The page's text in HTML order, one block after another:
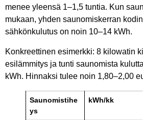
menee yleensä 1–1,5 tuntia. Kun
mukaan, yhden saunomiskerran
sähkönkulutus on noin 10–14 kWh.
Konkreettinen esimerkki: 8 kilowatin
esilämmitys ja tunti saunomista
kWh. Hinnaksi tulee noin 1,80–2,00
Saunomistihe
ys
kWh/kk